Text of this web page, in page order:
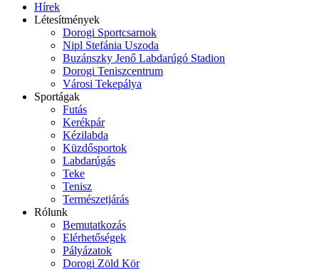
Hírek
Létesítmények
Dorogi Sportcsarnok
Nipl Stefánia Uszoda
Buzánszky Jenő Labdarúgó Stadion
Dorogi Teniszcentrum
Városi Tekepálya
Sportágak
Futás
Kerékpár
Kézilabda
Küzdősportok
Labdarúgás
Teke
Tenisz
Természetjárás
Rólunk
Bemutatkozás
Elérhetőségek
Pályázatok
Dorogi Zöld Kör